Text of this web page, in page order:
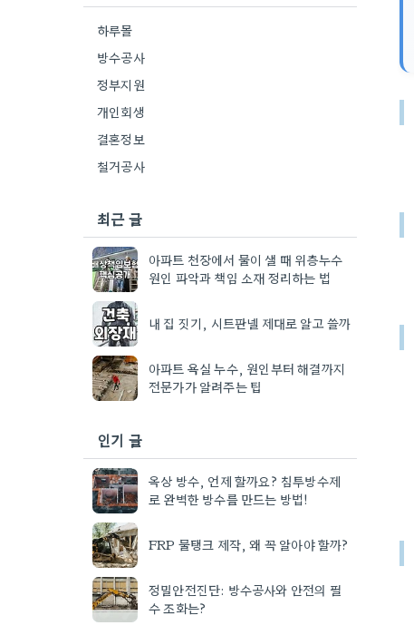
하루몰
방수공사
정부지원
개인회생
결혼정보
철거공사
최근 글
아파트 천장에서 물이 샐 때 위층누수
원인 파악과 책임 소재 정리하는 법
내 집 짓기, 시트판넬 제대로 알고 쓸까
아파트 욕실 누수, 원인부터 해결까지
전문가가 알려주는 팁
인기 글
옥상 방수, 언제 할까요? 침투방수제
로 완벽한 방수를 만드는 방법!
FRP 물탱크 제작, 왜 꼭 알아야 할까?
정밀안전진단: 방수공사와 안전의 필
수 조화는?